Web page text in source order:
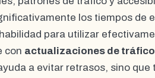
los tiempos de
para utilizar
con actualizaciones de
a evitar retrasos, sino que